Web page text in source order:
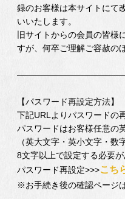
録のお客様は本サイトにて
いいたします。
旧サイトからの会員の皆様
すが、何卒ご理解ご容赦の
【パスワード再設定方法】
下記URLよりパスワードの
パスワードはお客様任意の
（英大文字・英小文字・数
8文字以上で設定する必要が
パスワード再設定>>>こち
※お手続き後の確認ページ